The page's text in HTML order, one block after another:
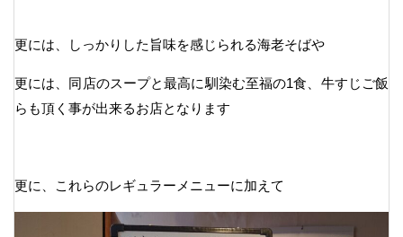
更には、しっかりした旨味を感じられる海老そばや
更には、同店のスープと最高に馴染む至福の1食、牛すじご飯
らも頂く事が出来るお店となります
更に、これらのレギュラーメニューに加えて